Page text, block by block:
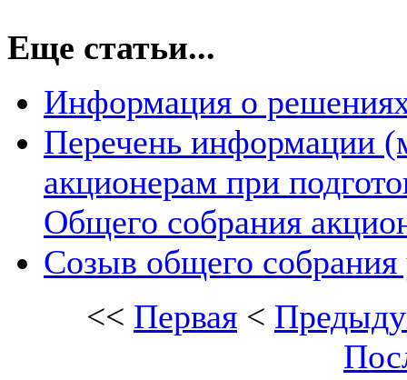
Еще статьи...
Информация о
Перечень информации
акционерам при
Общего собрания
Созыв общего собрания
<< Первая <